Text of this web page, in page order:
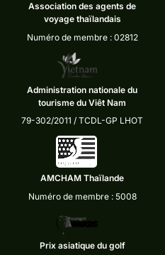
Association des agents de
voyage thaïlandais
Numéro de membre : 02812
Administration nationale du
tourisme du Viêt Nam
79-302/2011 / TCDL-GP LHOT
AMCHAM Thaïlande
Numéro de membre : 5008
Prix asiatique du golf